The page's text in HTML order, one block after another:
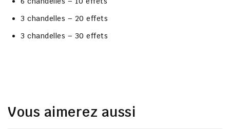
3 chandelles – 20 effets
3 chandelles – 30 effets
Vous aimerez aussi